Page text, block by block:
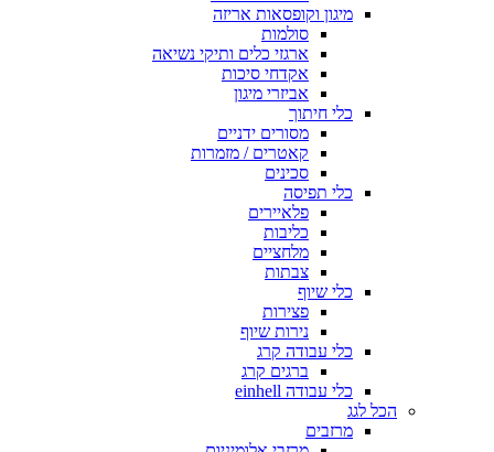
מיגון וקופסאות אריזה
סולמות
ארגזי כלים ותיקי נשיאה
אקדחי סיכות
אביזרי מיגון
כלי חיתוך
מסורים ידניים
קאטרים / מזמרות
סכינים
כלי תפיסה
פלאיירים
כליבות
מלחציים
צבתות
כלי שיוף
פצירות
נירות שיוף
כלי עבודה קרג
ברגים קרג
כלי עבודה einhell
הכל לגג
מרזבים